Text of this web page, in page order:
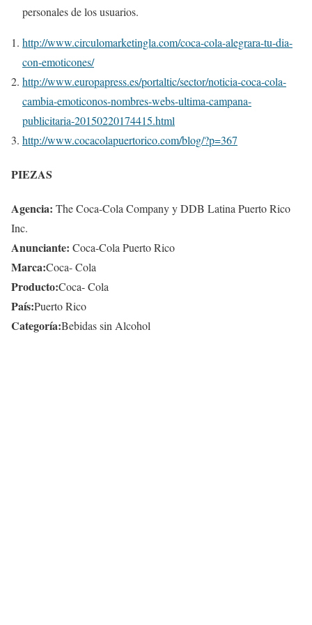
personales de los usuarios.
http://www.circulomarketingla.com/coca-cola-alegrara-tu-dia-
con-emoticones/
http://www.europapress.es/portaltic/sector/noticia-coca-cola-
cambia-emoticonos-nombres-webs-ultima-campana-
publicitaria-20150220174415.html
http://www.cocacolapuertorico.com/blog/?p=367
PIEZAS
Agencia: The Coca-Cola Company y DDB Latina Puerto Rico
Inc.
Anunciante: Coca-Cola Puerto Rico
Marca:Coca- Cola
Producto:Coca- Cola
País:Puerto Rico
Categoría:Bebidas sin Alcohol